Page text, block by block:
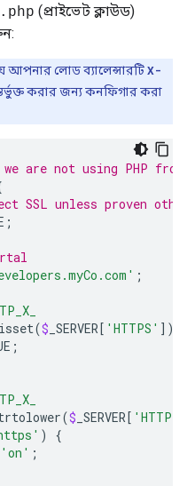
(প্রাইভেট ক্লাউড)
আপনার লোড ব্যালেন্সারটিX-
করার জন্য কনফিগার করা
are not using PHP from
SSL unless proven
;
;
isset($ _SERVER [ 'HTTPS' ])
;
($ _SERVER [
)
{
'on' ;